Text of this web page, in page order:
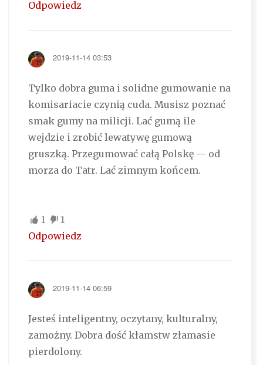
Odpowiedz
2019-11-14 03:53
Tylko dobra guma i solidne gumowanie na
komisariacie czynią cuda. Musisz poznać
smak gumy na milicji. Lać gumą ile
wejdzie i zrobić lewatywę gumową
gruszką. Przegumować całą Polskę — od
morza do Tatr. Lać zimnym końcem.
1
1
Odpowiedz
2019-11-14 06:59
Jesteś inteligentny, oczytany, kulturalny,
zamożny. Dobra dość kłamstw złamasie
pierdolony.